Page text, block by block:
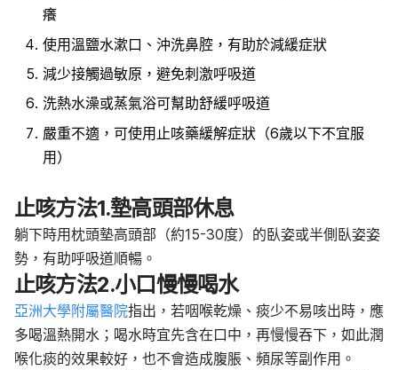
癢
使用溫鹽水漱口、沖洗鼻腔，有助於減緩症狀
減少接觸過敏原，避免刺激呼吸道
洗熱水澡或蒸氣浴可幫助舒緩呼吸道
嚴重不適，可使用止咳藥緩解症狀（6歲以下不宜服
用）
止咳方法1.墊高頭部休息
躺下時用枕頭墊高頭部（約15-30度）的臥姿或半側臥姿姿
勢，有助呼吸道順暢。
止咳方法2.小口慢慢喝水
亞洲大學附屬醫院指出，若咽喉乾燥、痰少不易咳出時，應
多喝溫熱開水；喝水時宜先含在口中，再慢慢吞下，如此潤
喉化痰的效果較好，也不會造成腹脹、頻尿等副作用。